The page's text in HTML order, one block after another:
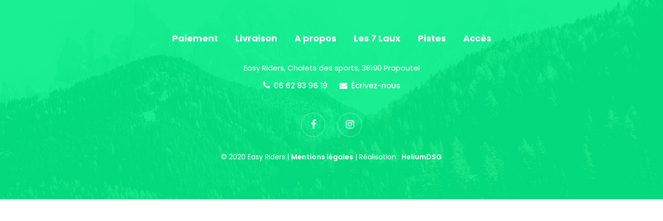
Paiement Livraison A propos Les 7 Laux Pistes Accès
Easy Riders, Chalets des sports, 38190 Prapoutel
06 62 83 96 19
Écrivez-nous
© 2020 Easy Riders | Mentions légales | Réalisation : HeliumDSG